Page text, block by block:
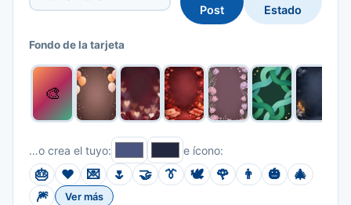
Post
Estado
Fondo de la tarjeta
🎨
…o crea el tuyo: e ícono:
🎂 ❤️ 💌 🌷 🤝 👔 🕊️ 🌹 👨 🎃
🎄
🎆
Ver más